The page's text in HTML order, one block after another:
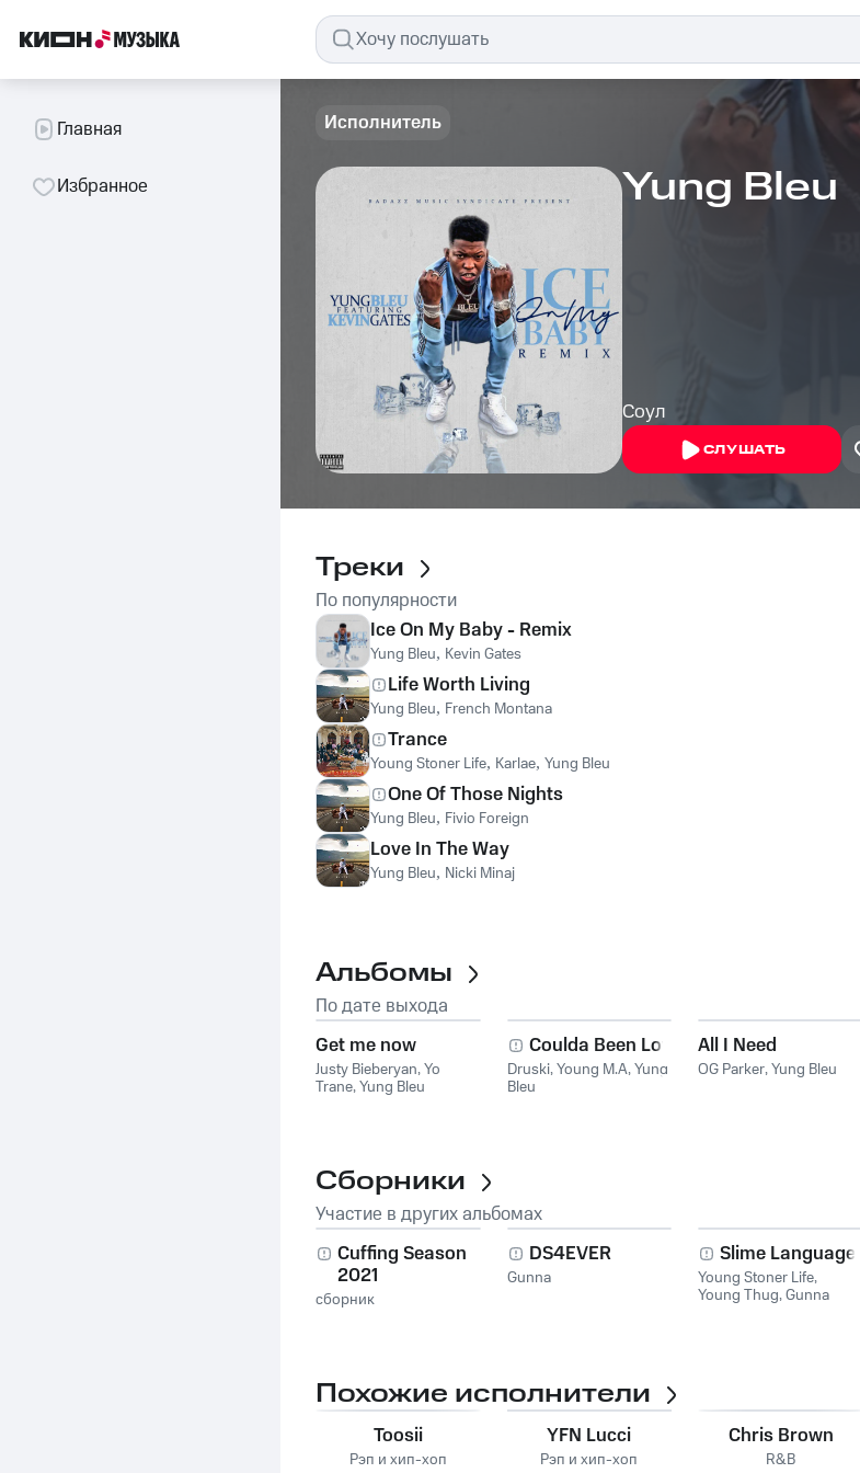
Главная
Избранное
Исполнитель
Yung Bleu
Соул
СЛУШАТЬ
Треки
По популярности
Ice On My Baby - Remix
Yung Bleu, Kevin Gates
Life Worth Living
Yung Bleu, French Montana
Trance
Young Stoner Life, Karlae, Yung Bleu
One Of Those Nights
Yung Bleu, Fivio Foreign
Love In The Way
Yung Bleu, Nicki Minaj
Альбомы
По дате выхода
Get me now
Justy Bieberyan,Yo
Trane,Yung Bleu
Coulda Been Love
Druski,Young M.A,Yung
Bleu
All I Need
OG Parker,Yung Bleu
Сборники
Участие в других альбомах
Cuffing Season
2021
сборник
DS4EVER
Gunna
Slime Language 2
Young Stoner Life,
Young Thug,Gunna
Похожие исполнители
Toosii
Рэп и хип-хоп
YFN Lucci
Рэп и хип-хоп
Chris Brown
R&B